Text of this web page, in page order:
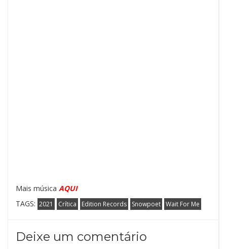
Mais música AQUI
TAGS: 2021 Crítica Edition Records Snowpoet Wait For Me
Deixe um comentário